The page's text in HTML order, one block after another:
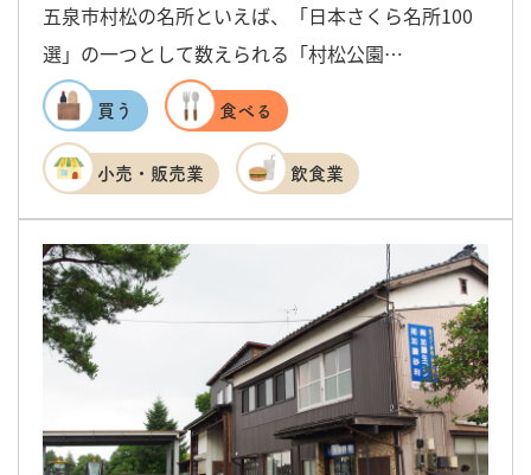
五泉市村松の名所といえば、「日本さくら名所100
選」の一つとして数えられる「村松公園…
買う 食べる
小売・販売業 飲食業